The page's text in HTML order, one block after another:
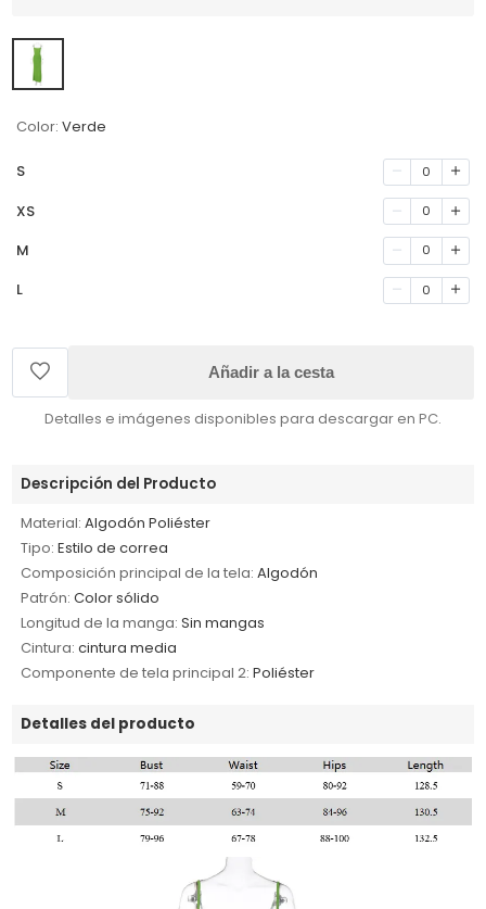
Color: Verde
S 0
XS 0
M 0
L 0
Añadir a la cesta
Detalles e imágenes disponibles para descargar en PC.
Descripción del Producto
Material: Algodón Poliéster
Tipo: Estilo de correa
Composición principal de la tela: Algodón
Patrón: Color sólido
Longitud de la manga: Sin mangas
Cintura: cintura media
Componente de tela principal 2: Poliéster
Detalles del producto